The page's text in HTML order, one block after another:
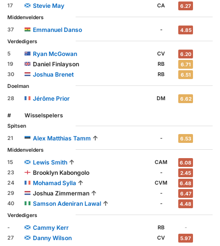
17 Stevie May CA 6.27
Middenvelders
37
Emmanuel Danso - 4.85
Verdedigers
5
Ryan McGowan CV 6.20
19 Daniel Finlayson RB 6.71
30 Joshua Brenet RB 6.51
Doelman
28
Jérôme Prior DM 6.62
# Wisselspelers
Spitsen
21
Alex Matthias Tamm ↑ - 6.53
Middenvelders
15
Lewis Smith ↑ CAM 6.08
23 Brooklyn Kabongolo - 2.45
24 Mohamad Sylla ↑ CVM 6.48
29 Joshua Zimmerman ↑ - 6.47
40 Samson Adeniran Lawal ↑ - 4.48
Verdedigers
-
Cammy Kerr RB
-
27
Danny Wilson CV 5.97